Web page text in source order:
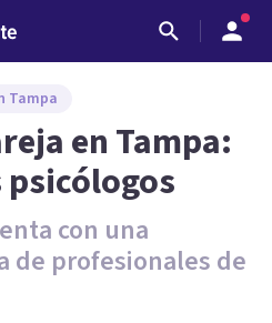
Tampa
en Tampa:
con una
de profesionales de